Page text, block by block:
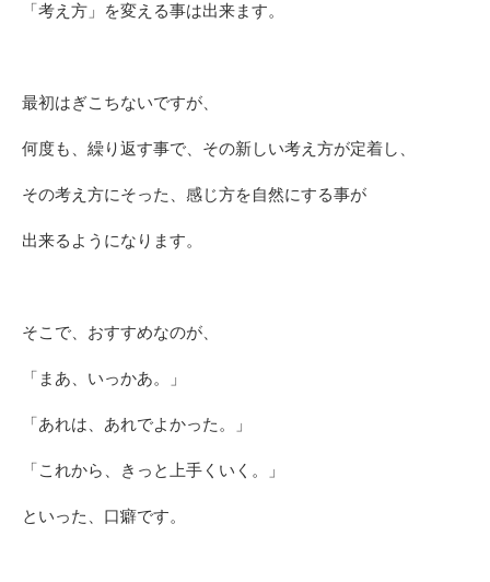
「考え方」を変える事は出来ます。
最初はぎこちないですが、
何度も、繰り返す事で、その新しい考え方が定着し、
その考え方にそった、感じ方を自然にする事が
出来るようになります。
そこで、おすすめなのが、
「まあ、いっかあ。」
「あれは、あれでよかった。」
「これから、きっと上手くいく。」
といった、口癖です。